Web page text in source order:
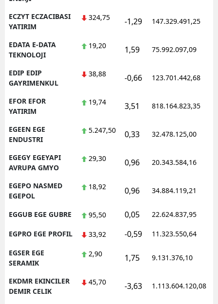
ECZYT ECZACIBASI
YATIRIM
324,75 -1,29 147.329.491,25
EDATA E-DATA
TEKNOLOJI
19,20 1,59 75.992.097,09
EDIP EDIP
GAYRIMENKUL
38,88 -0,66 123.701.442,68
EFOR EFOR
YATIRIM
19,74 3,51 818.164.823,35
EGEEN EGE
ENDUSTRI
5.247,50 0,33 32.478.125,00
EGEGY EGEYAPI
AVRUPA GMYO
29,30 0,96 20.343.584,16
EGEPO NASMED
EGEPOL
18,92 0,96 34.884.119,21
EGGUB EGE GUBRE 95,50 0,05 22.624.837,95
EGPRO EGE PROFIL 33,92 -0,59 11.323.550,64
EGSER EGE
SERAMIK
2,90 1,75 9.131.376,10
EKDMR EKINCILER
DEMIR CELIK
45,70 -3,63 1.113.604.120,08